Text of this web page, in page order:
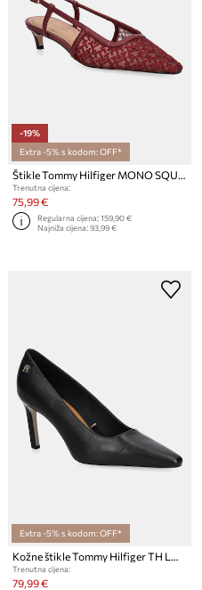
-19%
Extra -5% s kodom: OFF*
Štikle Tommy Hilfiger MONO SQUARED TOE KITTEN SLINGB
Trenutna cijena:
75,99 €
Regularna cijena:159,90 €
Najniža cijena:93,99 €
Extra -5% s kodom: OFF*
Trenutna cijena:
79,99 €